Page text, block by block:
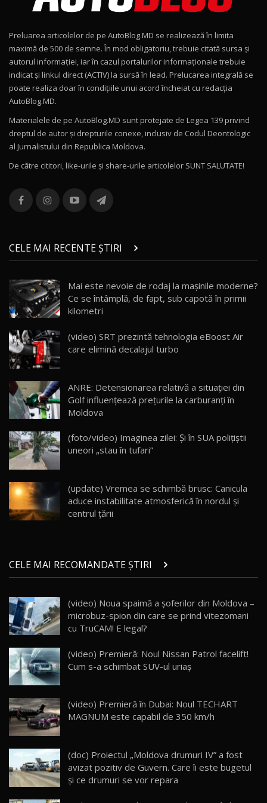
15:22
Mercedes-AMG E 53 HYBRID 4MATIC+ / Test
Drive AutoBlog.MD
16:27
11
Noul Volvo ES90 / Test Drive AutoBlog.MD
12
Noul MG HS / Test Drive AutoBlog.MD
16:48
13
combină aventura cu luxul / AutoBlog.MD
36:08
chinez care face lumea să se întoarcă după el
/ AutoBlog.MD
17:27
15 14:37
16
AutoBlogMD
13:10
17 20:06
Va fi modelul nr.1 BYD în Moldova? BYD Seal U
30:08
AutoBlog.MD
23:36
20
Noul ZEEKR 7X / Test Drive AutoBlog.MD
29:08
21
Micul BYD Dolphin Surf / Test Drive
AutoBlog.MD
16:59
22
Noua Mazda 6e / Test Drive AutoBlog.MD
26:59
23
Lynk & Co 01 / Test Drive AutoBlog.MD
25:19
24
ZEEKR 009: Cel mai Performant și Confortabil
Van Electric Testat în Moldova / AutoBlog.MD
26:38
mai Exclusiv și Puternic Defender Testat în
Moldova
32:21
26
Preluarea articolelor de pe AutoBlog.MD se realizează în limita
maximă de 500 de semne. În mod obligatoriu, trebuie citată sursa și
autorul informației, iar în cazul portalurilor informaționale trebuie
indicat și linkul direct (ACTIV) la sursă în lead. Prelucarea integrală se
poate realiza doar în condițiile unui acord încheiat cu redacţia
AutoBlog.MD.
Materialele de pe AutoBlog.MD sunt protejate de Legea 139 privind
dreptul de autor și drepturile conexe, inclusiv de Codul Deontologic
al Jurnalistului din Republica Moldova.
De către cititori, like-urile şi share-urile articolelor SUNT SALUTATE!
CELE MAI RECENTE ȘTIRI
Mai este nevoie de rodaj la mașinile moderne?
Ce se întâmplă, de fapt, sub capotă în primii
kilometri
(video) SRT prezintă tehnologia eBoost Air
care elimină decalajul turbo
ANRE: Detensionarea relativă a situației din
Golf influențează prețurile la carburanți în
Moldova
(foto/video) Imaginea zilei: Și în SUA polițiștii
uneori „stau în tufari”
(update) Vremea se schimbă brusc: Canicula
aduce instabilitate atmosferică în nordul și
centrul țării
CELE MAI RECOMANDATE ȘTIRI
(video) Noua spaimă a șoferilor din Moldova –
microbuz-spion din care se prind vitezomani
cu TruCAM! E legal?
(video) Premieră: Noul Nissan Patrol facelift!
Cum s-a schimbat SUV-ul uriaş
(video) Premieră în Dubai: Noul TECHART
MAGNUM este capabil de 350 km/h
(doc) Proiectul „Moldova drumuri IV” a fost
avizat pozitiv de Guvern. Care îi este bugetul
şi ce drumuri se vor repara